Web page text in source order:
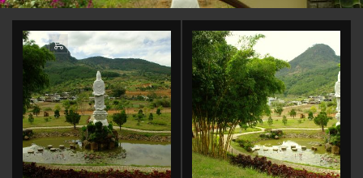
Add
to
Cart